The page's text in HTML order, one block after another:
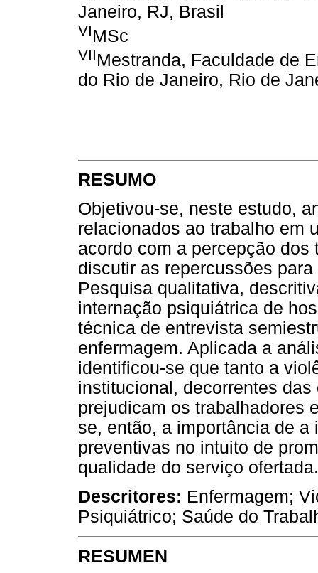
Janeiro, RJ, Brasil
VIMSc
VIIMestranda, Faculdade de
do Rio de Janeiro, Rio de
RESUMO
Objetivou-se, neste estudo,
relacionados ao trabalho em
acordo com a percepção
discutir as repercussões
Pesquisa qualitativa,
internação psiquiátrica de
técnica de entrevista
enfermagem. Aplicada a
identificou-se que tanto a
institucional, decorrentes
prejudicam os trabalhadores
se, então, a importância de
preventivas no intuito de
qualidade do serviço ofertada.
Descritores: Enfermagem;
Psiquiátrico; Saúde do
RESUMEN